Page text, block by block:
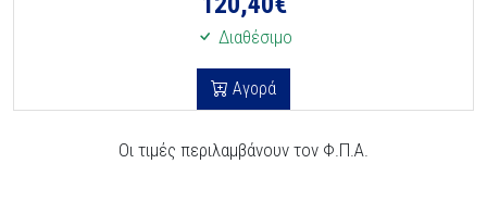
Διαθέσιμο
Αγορά
Οι τιμές περιλαμβάνουν τον Φ.Π.Α.